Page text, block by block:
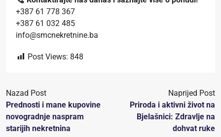
+387 61 778 367
+387 61 032 485
info@smcnekretnine.ba
Post Views: 848
Nazad Post
Prednosti i mane kupovine
novogradnje naspram
starijih nekretnina
Naprijed Post
Priroda i aktivni život na
Bjelašnici: Zdravlje na
dohvat ruke